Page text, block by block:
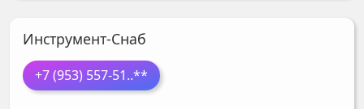
Инструмент-Снаб
+7 (953) 557-51..**